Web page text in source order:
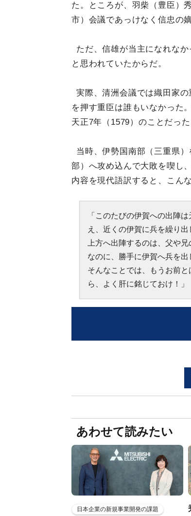
た。ところが、羽柴（豊臣）
市）会議であっけなく信忠の
ただ、信雄が当主になれな
と思われていたからだ。
実際、清洲会議では織田家
を押す重臣は誰もいなかった
天正7年（1579）のことだった
当時、伊勢国南部（三重県
部）へ攻め込んで大敗を喫し
内容を現代語訳すると、こん
「このたびの伊賀への出陣
え、近くの伊賀に兵を繰り
上方へ出陣するのは、父や
なのに、勝手に伊賀へ兵を
そんなことでは、もうお前
ら、よく肝に銘じておけ！」
あわせて読みたい
日本企業の新規事業開発の課題